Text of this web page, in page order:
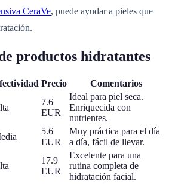
CeraVe, puede ayudar a pieles que
productos hidratantes
Precio
Comentarios
7.6
EUR
Ideal para piel seca.
Enriquecida con
nutrientes.
5.6
EUR
Muy práctica para el día
a día, fácil de llevar.
17.9
EUR
Excelente para una
rutina completa de
hidratación facial.